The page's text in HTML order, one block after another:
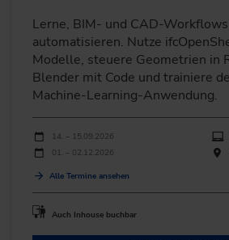
Lerne, BIM- und CAD-
automatisieren. Nutze
Modelle, steuere Geometrien in
Blender mit Code und trainiere
Machine-Learning-Anwendung.
Durchführungen
Veranstaltungsdatum
14. – 15.09.2026
01. – 02.12.2026
Alle Termine ansehen
Auch Inhouse buchbar